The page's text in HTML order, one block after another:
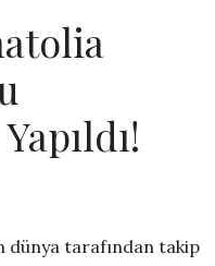
dünya tarafından takip